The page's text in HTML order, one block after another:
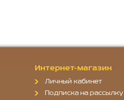
Интернет-магазин
Личный кабинет
Подписка на рассылку